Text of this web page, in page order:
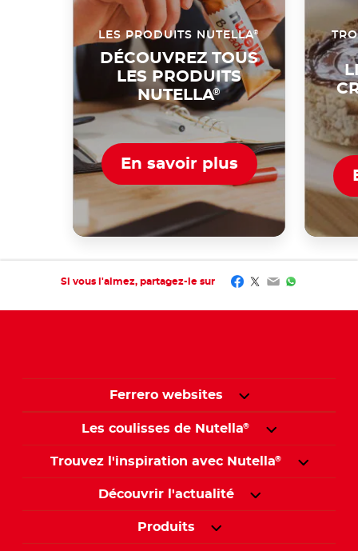
LES PRODUITS NUTELLA®
DÉCOUVREZ TOUS
LES PRODUITS
NUTELLA®
En savoir plus
Si vous l'aimez, partagez-le sur Facebook
Twitter
EmailWhatsApp
Ferrero websites
Les coulisses de Nutella®
Trouvez l'inspiration avec Nutella®
Découvrir l'actualité
Produits